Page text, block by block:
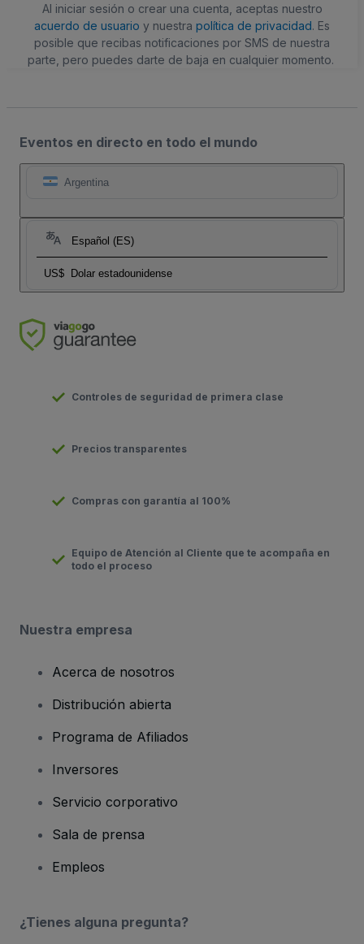
Al iniciar sesión o crear una cuenta, aceptas nuestro
acuerdo de usuario y nuestra política de privacidad. Es
posible que recibas notificaciones por SMS de nuestra
parte, pero puedes darte de baja en cualquier momento.
Eventos en directo en todo el mundo
Argentina
Español (ES)
US$ Dolar estadounidense
Controles de seguridad de primera clase
Precios transparentes
Compras con garantía al 100%
Equipo de Atención al Cliente que te acompaña en
todo el proceso
Nuestra empresa
Acerca de nosotros
Distribución abierta
Programa de Afiliados
Inversores
Servicio corporativo
Sala de prensa
Empleos
¿Tienes alguna pregunta?